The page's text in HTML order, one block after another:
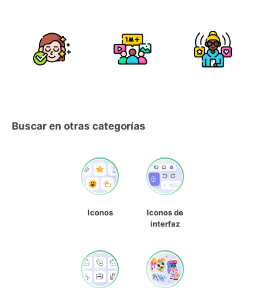
Buscar en otras categorías
Iconos
Iconos de
interfaz